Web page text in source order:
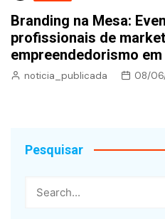
Branding na Mesa:
profissionais de
empreendedorismo
noticia_publicada 08/
Pesquisar